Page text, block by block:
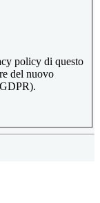
policy di questo
del nuovo